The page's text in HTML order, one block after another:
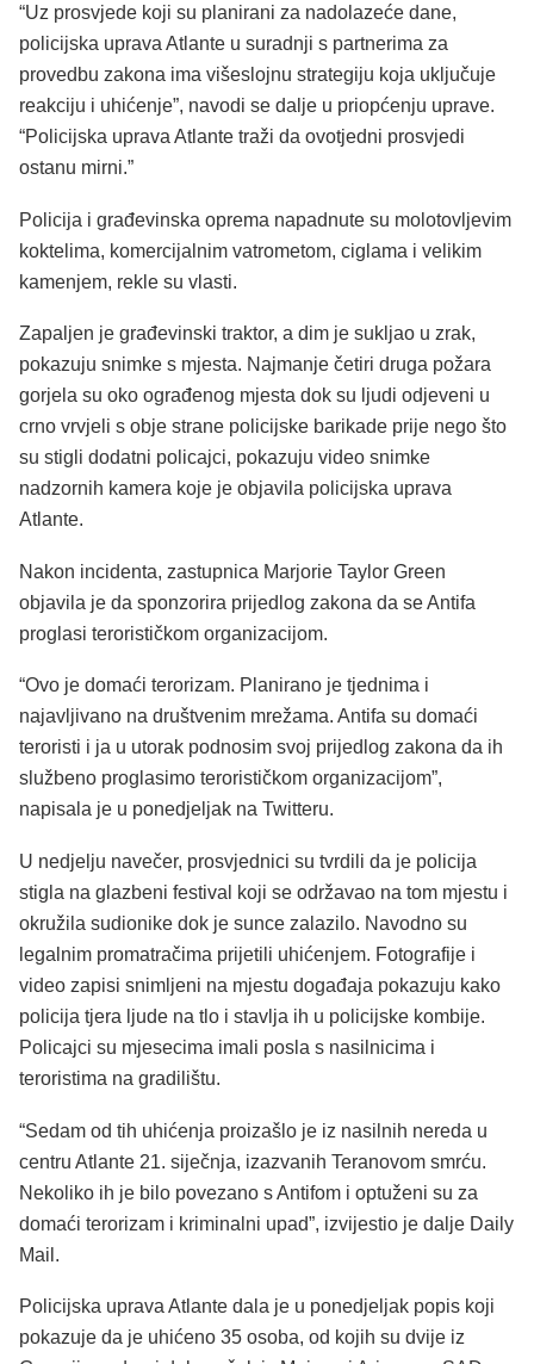
“Uz prosvjede koji su planirani za nadolazeće dane,
policijska uprava Atlante u suradnji s partnerima za
provedbu zakona ima višeslojnu strategiju koja uključuje
reakciju i uhićenje”, navodi se dalje u priopćenju uprave.
“Policijska uprava Atlante traži da ovotjedni prosvjedi
ostanu mirni.”
Policija i građevinska oprema napadnute su molotovljevim
koktelima, komercijalnim vatrometom, ciglama i velikim
kamenjem, rekle su vlasti.
Zapaljen je građevinski traktor, a dim je sukljao u zrak,
pokazuju snimke s mjesta. Najmanje četiri druga požara
gorjela su oko ograđenog mjesta dok su ljudi odjeveni u
crno vrvjeli s obje strane policijske barikade prije nego što
su stigli dodatni policajci, pokazuju video snimke
nadzornih kamera koje je objavila policijska uprava
Atlante.
Nakon incidenta, zastupnica Marjorie Taylor Green
objavila je da sponzorira prijedlog zakona da se Antifa
proglasi terorističkom organizacijom.
“Ovo je domaći terorizam. Planirano je tjednima i
najavljivano na društvenim mrežama. Antifa su domaći
teroristi i ja u utorak podnosim svoj prijedlog zakona da ih
službeno proglasimo terorističkom organizacijom”,
napisala je u ponedjeljak na Twitteru.
U nedjelju navečer, prosvjednici su tvrdili da je policija
stigla na glazbeni festival koji se održavao na tom mjestu i
okružila sudionike dok je sunce zalazilo. Navodno su
legalnim promatračima prijetili uhićenjem. Fotografije i
video zapisi snimljeni na mjestu događaja pokazuju kako
policija tjera ljude na tlo i stavlja ih u policijske kombije.
Policajci su mjesecima imali posla s nasilnicima i
teroristima na gradilištu.
“Sedam od tih uhićenja proizašlo je iz nasilnih nereda u
centru Atlante 21. siječnja, izazvanih Teranovom smrću.
Nekoliko ih je bilo povezano s Antifom i optuženi su za
domaći terorizam i kriminalni upad”, izvijestio je dalje Daily
Mail.
Policijska uprava Atlante dala je u ponedjeljak popis koji
pokazuje da je uhićeno 35 osoba, od kojih su dvije iz